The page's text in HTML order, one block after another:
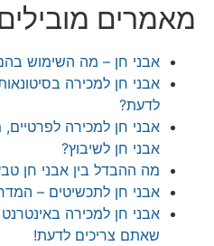
מובילים
חן – מה השימוש בהם ומהיכן
חן למכירה בסיטונאות – היכן
חן למכירה לפרטיים, מה
חן לשיבוץ?
ההבדל בין אבני חן טבעיות
חן לתכשיטים – המדריך המלא
חן למכירה באינטרנט –
צריכים לדעת!